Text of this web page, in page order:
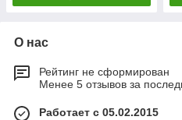
О нас
Рейтинг не сформирован
Менее 5 отзывов за
Работает с 05.02.2015